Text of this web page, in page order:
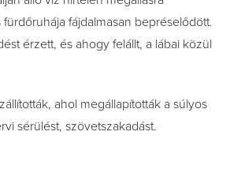
fájdalmasan bepréselődött.
érzett, és ahogy felállt, a lábai közül
ahol megállapították a súlyos
sérülést, szövetszakadást.